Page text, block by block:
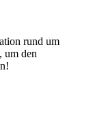
rund um
um den